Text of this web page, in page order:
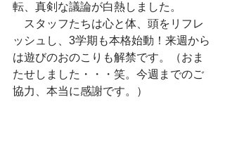
転、真剣な議論が白熱しました。
スタッフたちは心と体、頭をリフレ
ッシュし、3学期も本格始動！来週から
は遊びのおのこりも解禁です。（おま
たせしました・・・笑。今週までのご
協力、本当に感謝です。）